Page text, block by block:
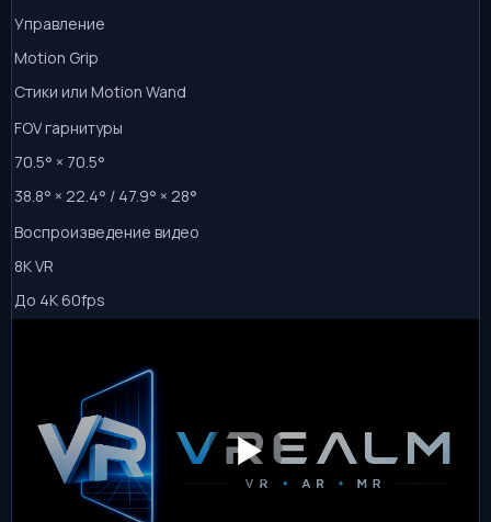
Управление
Motion Grip
Стики или Motion Wand
FOV гарнитуры
70.5° × 70.5°
38.8° × 22.4° / 47.9° × 28°
Воспроизведение видео
8K VR
До 4K 60fps